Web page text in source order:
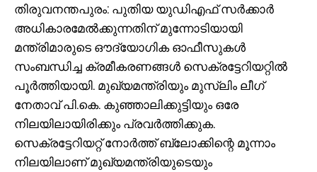
തിരുവനന്തപുരം: പുതിയ യുഡിഎഫ് സർക്കാർ
അധികാരമേൽക്കുന്നതിന് മുന്നോടിയായി
മന്ത്രിമാരുടെ ഔദ്യോഗിക ഓഫീസുകൾ
സംബന്ധിച്ച ക്രമീകരണങ്ങൾ സെക്രട്ടേറിയറ്റിൽ
പൂർത്തിയായി. മുഖ്യമന്ത്രിയും മുസ്ലിം ലീഗ്
നേതാവ് പി.കെ. കുഞ്ഞാലിക്കുട്ടിയും ഒരേ
നിലയിലായിരിക്കും പ്രവർത്തിക്കുക.
സെക്രട്ടേറിയറ്റ് നോർത്ത് ബ്ലോക്കിന്റെ മൂന്നാം
നിലയിലാണ് മുഖ്യമന്ത്രിയുടെയും